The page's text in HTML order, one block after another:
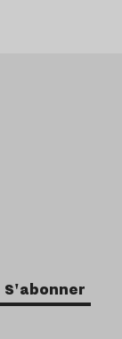
S'abonner